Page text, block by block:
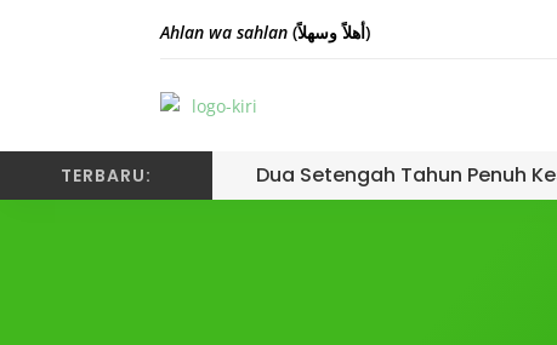
Ahlan wa sahlan (أهلاً وسهلاً)
TERBARU: Dua Setengah Tahun Penuh